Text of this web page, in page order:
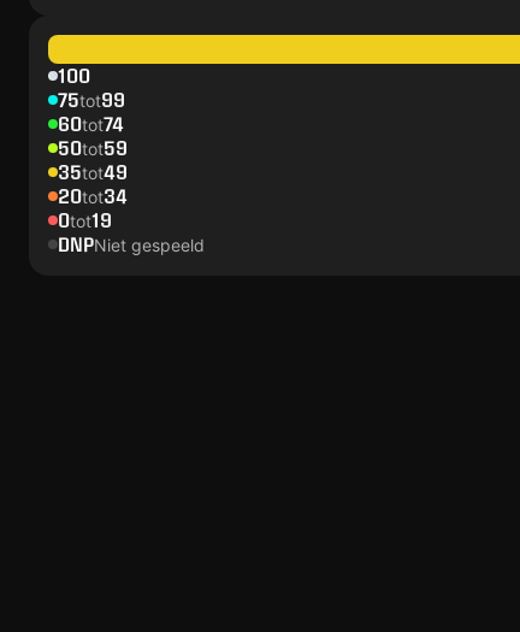
100
75tot99
60tot74
50tot59
35tot49
20tot34
0tot19
DNPNiet gespeeld